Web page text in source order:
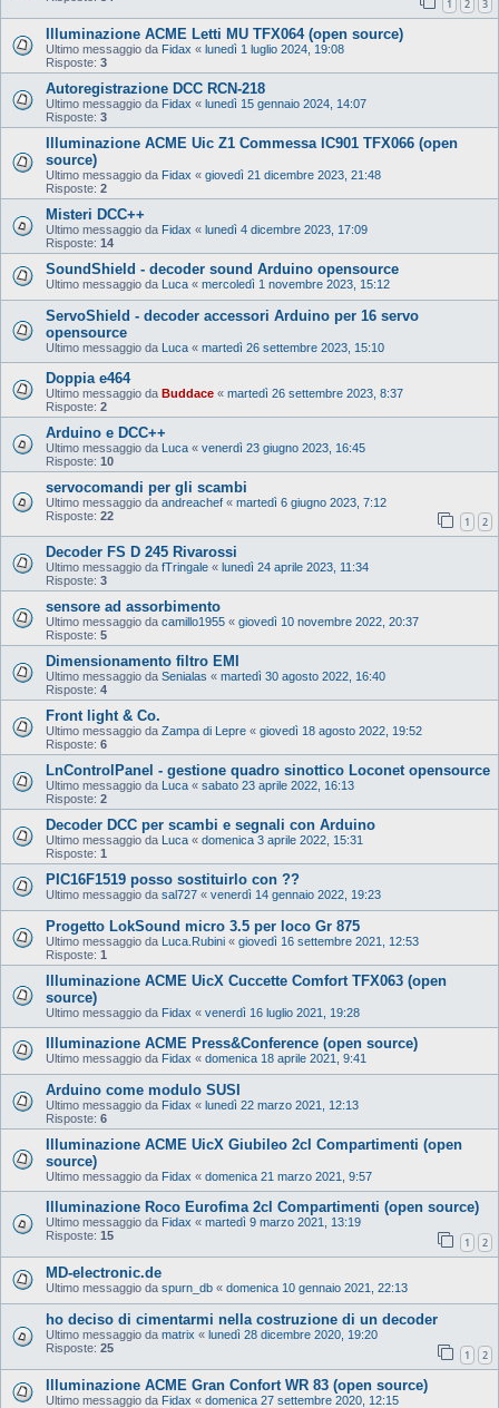
1 2 3
Illuminazione ACME Letti MU TFX064 (open source)
Ultimo messaggio da Fidax « lunedì 1 luglio 2024, 19:08
Risposte: 3
Autoregistrazione DCC RCN-218
Ultimo messaggio da Fidax « lunedì 15 gennaio 2024, 14:07
Risposte: 3
Illuminazione ACME Uic Z1 Commessa IC901 TFX066 (open
source)
Ultimo messaggio da Fidax « giovedì 21 dicembre 2023, 21:48
Risposte: 2
Misteri DCC++
Ultimo messaggio da Fidax « lunedì 4 dicembre 2023, 17:09
Risposte: 14
SoundShield - decoder sound Arduino opensource
Ultimo messaggio da Luca « mercoledì 1 novembre 2023, 15:12
ServoShield - decoder accessori Arduino per 16 servo
opensource
Ultimo messaggio da Luca « martedì 26 settembre 2023, 15:10
Doppia e464
Ultimo messaggio da Buddace « martedì 26 settembre 2023, 8:37
Risposte: 2
Arduino e DCC++
Ultimo messaggio da Luca « venerdì 23 giugno 2023, 16:45
Risposte: 10
servocomandi per gli scambi
Ultimo messaggio da andreachef « martedì 6 giugno 2023, 7:12
Risposte: 22 1 2
Decoder FS D 245 Rivarossi
Ultimo messaggio da fTringale « lunedì 24 aprile 2023, 11:34
Risposte: 3
sensore ad assorbimento
Ultimo messaggio da camillo1955 « giovedì 10 novembre 2022, 20:37
Risposte: 5
Dimensionamento filtro EMI
Ultimo messaggio da Senialas « martedì 30 agosto 2022, 16:40
Risposte: 4
Front light & Co.
Ultimo messaggio da Zampa di Lepre « giovedì 18 agosto 2022, 19:52
Risposte: 6
LnControlPanel - gestione quadro sinottico Loconet opensource
Ultimo messaggio da Luca « sabato 23 aprile 2022, 16:13
Risposte: 2
Decoder DCC per scambi e segnali con Arduino
Ultimo messaggio da Luca « domenica 3 aprile 2022, 15:31
Risposte: 1
PIC16F1519 posso sostituirlo con ??
Ultimo messaggio da sal727 « venerdì 14 gennaio 2022, 19:23
Progetto LokSound micro 3.5 per loco Gr 875
Ultimo messaggio da Luca.Rubini « giovedì 16 settembre 2021, 12:53
Risposte: 1
Illuminazione ACME UicX Cuccette Comfort TFX063 (open
source)
Ultimo messaggio da Fidax « venerdì 16 luglio 2021, 19:28
Illuminazione ACME Press&Conference (open source)
Ultimo messaggio da Fidax « domenica 18 aprile 2021, 9:41
Arduino come modulo SUSI
Ultimo messaggio da Fidax « lunedì 22 marzo 2021, 12:13
Risposte: 6
Illuminazione ACME UicX Giubileo 2cl Compartimenti (open
source)
Ultimo messaggio da Fidax « domenica 21 marzo 2021, 9:57
Illuminazione Roco Eurofima 2cl Compartimenti (open source)
Ultimo messaggio da Fidax « martedì 9 marzo 2021, 13:19
Risposte: 15 1 2
MD-electronic.de
Ultimo messaggio da spurn_db « domenica 10 gennaio 2021, 22:13
ho deciso di cimentarmi nella costruzione di un decoder
Ultimo messaggio da matrix « lunedì 28 dicembre 2020, 19:20
Risposte: 25 1 2
Illuminazione ACME Gran Confort WR 83 (open source)
Ultimo messaggio da Fidax « domenica 27 settembre 2020, 12:15